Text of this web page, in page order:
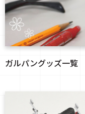
ガルパングッズ一覧